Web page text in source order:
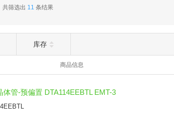
UMT-3
共筛选出 11 条结果
库存
商品信息
体管-预偏置 DTA114EEBTL EMT-3